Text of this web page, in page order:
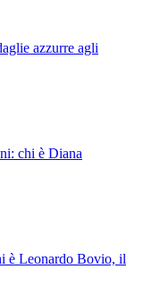
azzurre agli
chi è Diana
è Leonardo Bovio, il